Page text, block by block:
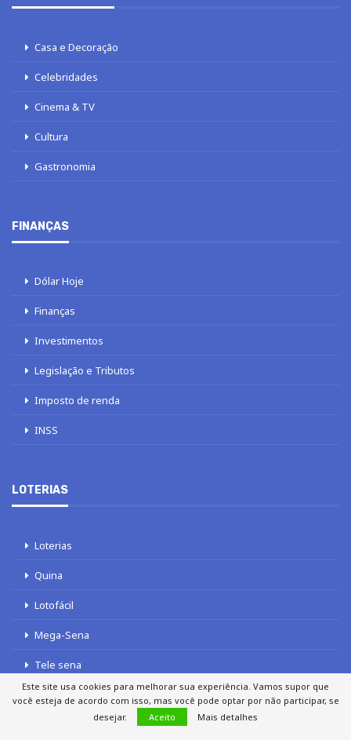
Casa e Decoração
Celebridades
Cinema & TV
Cultura
Gastronomia
FINANÇAS
Dólar Hoje
Finanças
Investimentos
Legislação e Tributos
Imposto de renda
INSS
LOTERIAS
Loterias
Quina
Lotofácil
Mega-Sena
Tele sena
Este site usa cookies para melhorar sua experiência. Vamos supor que
você esteja de acordo com isso, mas você pode optar por não participar, se
desejar.
Aceito Mais detalhes